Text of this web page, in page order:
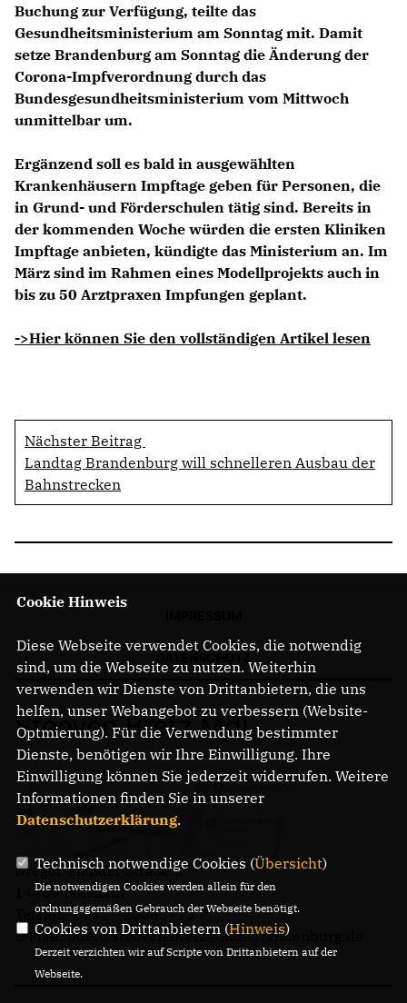
Buchung zur Verfügung, teilte das
Gesundheitsministerium am Sonntag mit. Damit
setze Brandenburg am Sonntag die Änderung der
Corona-Impfverordnung durch das
Bundesgesundheitsministerium vom Mittwoch
unmittelbar um.
Ergänzend soll es bald in ausgewählten
Krankenhäusern Impftage geben für Personen, die
in Grund- und Förderschulen tätig sind. Bereits in
der kommenden Woche würden die ersten Kliniken
Impftage anbieten, kündigte das Ministerium an. Im
März sind im Rahmen eines Modellprojekts auch in
bis zu 50 Arztpraxen Impfungen geplant.
->Hier können Sie den vollständigen Artikel lesen
Nächster Beitrag
Landtag Brandenburg will schnelleren Ausbau der
Bahnstrecken
Steeven Bretz MdL
Gregor-Mendel-Straße 3
14469 Potsdam
Telefon: 0331 - 20085713
E-Mail: buero.steeven.bretz@mdl.brandenburg.de
Cookie Hinweis
Diese Webseite verwendet Cookies, die notwendig
sind, um die Webseite zu nutzen. Weiterhin
verwenden wir Dienste von Drittanbietern, die uns
helfen, unser Webangebot zu verbessern (Website-
Optmierung). Für die Verwendung bestimmter
Dienste, benötigen wir Ihre Einwilligung. Ihre
Einwilligung können Sie jederzeit widerrufen. Weitere
Informationen finden Sie in unserer
Datenschutzerklärung.
Technisch notwendige Cookies (Übersicht)
Die notwendigen Cookies werden allein für den
ordnungsgemäßen Gebrauch der Webseite benötigt.
Cookies von Drittanbietern (Hinweis)
Derzeit verzichten wir auf Scripte von Drittanbietern auf der
Webseite.